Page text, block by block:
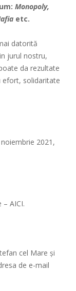
Monopoly,
etc.
datorită
jurul nostru,
da rezultate
efort, solidaritate
2021,
– AICI.
cel Mare și
de e-mail